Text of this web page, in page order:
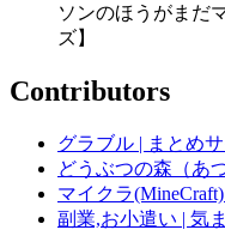
ソンのほうがまだ
ズ】
Contributors
グラブル | まとめサ
どうぶつの森（あ
マイクラ
副業,お小遣い | 気